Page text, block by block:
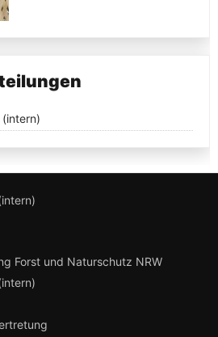
Forst und Naturschutz NRW